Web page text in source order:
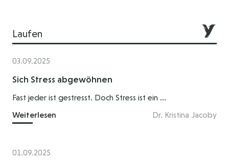
Laufen
03.09.2025
Sich Stress abgewöhnen
Fast jeder ist gestresst. Doch Stress ist ein ...
Weiterlesen
Dr. Kristina Jacoby
01.09.2025